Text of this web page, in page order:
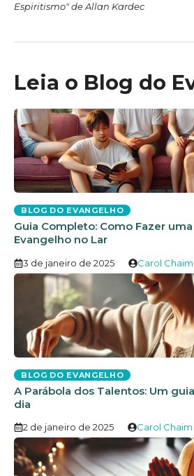
Espiritismo" de Allan Kardec
Leia o Blog do
BLOG DO EVANGELHO
Guia Completo: Como Fazer
Evangelho no Lar
3 de janeiro de 2025 Carol Chaim
BLOG DO EVANGELHO
A Parábola dos Talentos: Um
dia
2 de janeiro de 2025 Carol Chaim